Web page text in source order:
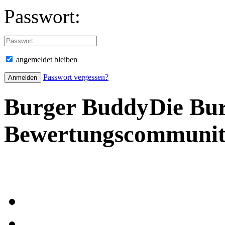
Passwort:
angemeldet bleiben
Passwort vergessen?
Burger BuddyDie